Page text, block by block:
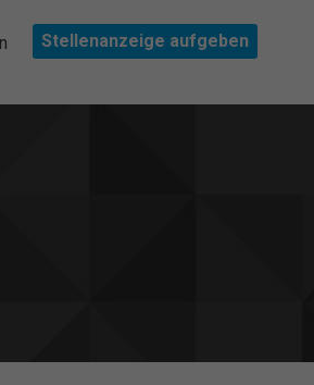
Stellenanzeige aufgeben